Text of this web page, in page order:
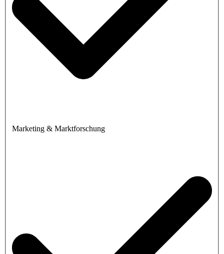
Marketing & Marktforschung